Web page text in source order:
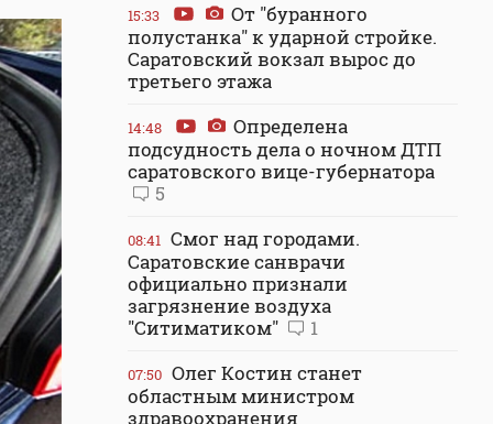
15:33
От "буранного
полустанка" к ударной стройке.
Саратовский вокзал вырос до
третьего этажа
14:48
Определена
подсудность дела о ночном ДТП
саратовского вице-губернатора
5
08:41 Смог над городами.
Саратовские санврачи
официально признали
загрязнение воздуха
"Ситиматиком"
1
07:50 Олег Костин станет
областным министром
здравоохранения